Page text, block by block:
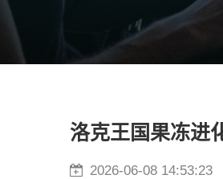
洛克王国果冻进
2026-06-08 14:53:23